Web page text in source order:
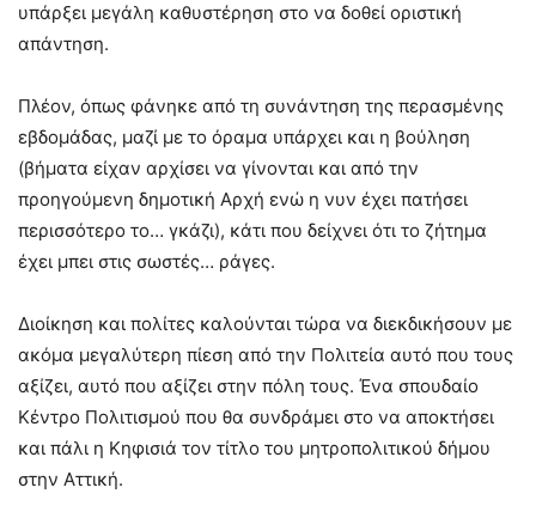
υπάρξει μεγάλη καθυστέρηση στο να δοθεί οριστική
απάντηση.
Πλέον, όπως φάνηκε από τη συνάντηση της περασμένης
εβδομάδας, μαζί με το όραμα υπάρχει και η βούληση
(βήματα είχαν αρχίσει να γίνονται και από την
προηγούμενη δημοτική Αρχή ενώ η νυν έχει πατήσει
περισσότερο το… γκάζι), κάτι που δείχνει ότι το ζήτημα
έχει μπει στις σωστές… ράγες.
Διοίκηση και πολίτες καλούνται τώρα να διεκδικήσουν με
ακόμα μεγαλύτερη πίεση από την Πολιτεία αυτό που τους
αξίζει, αυτό που αξίζει στην πόλη τους. Ένα σπουδαίο
Κέντρο Πολιτισμού που θα συνδράμει στο να αποκτήσει
και πάλι η Κηφισιά τον τίτλο του μητροπολιτικού δήμου
στην Αττική.